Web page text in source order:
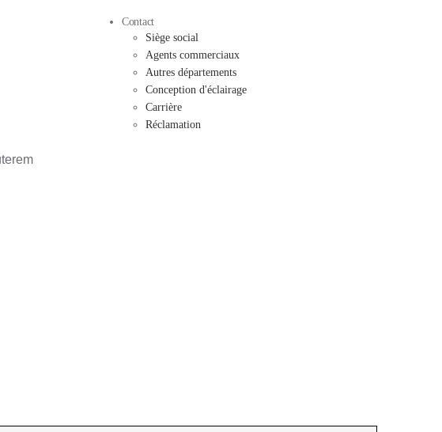
Contact
Siège social
Agents commerciaux
Autres départements
Conception d'éclairage
Carrière
Réclamation